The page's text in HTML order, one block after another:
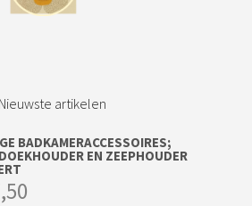
Nieuwste artikelen
BADKAMERACCESSOIRES;
EN ZEEPHOUDER